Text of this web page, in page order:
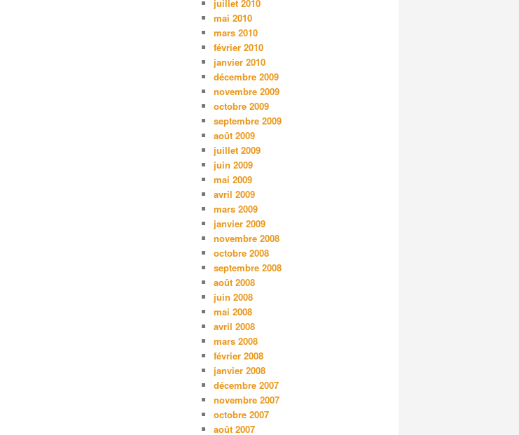
juillet 2010
mai 2010
mars 2010
février 2010
janvier 2010
décembre 2009
novembre 2009
octobre 2009
septembre 2009
août 2009
juillet 2009
juin 2009
mai 2009
avril 2009
mars 2009
janvier 2009
novembre 2008
octobre 2008
septembre 2008
août 2008
juin 2008
mai 2008
avril 2008
mars 2008
février 2008
janvier 2008
décembre 2007
novembre 2007
octobre 2007
août 2007